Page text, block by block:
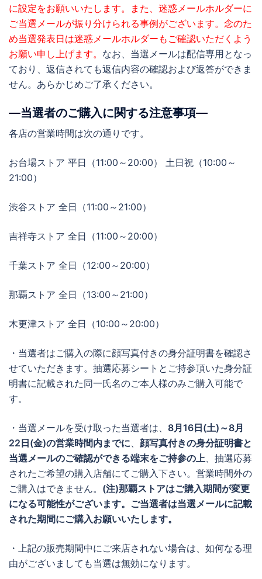
に設定をお願いいたします。また、迷惑メールホルダーに
ご当選メールが振り分けられる事例がございます。念のた
め当選発表日は迷惑メールホルダーもご確認いただくよう
お願い申し上げます。 なお、当選メールは配信専用となっ
ており、返信されても返信内容の確認および返答ができま
せん。あらかじめご了承ください。
―当選者のご購入に関する注意事項―
各店の営業時間は次の通りです。
お台場ストア 平日（11:00～20:00） 土日祝（10:00～
21:00）
渋谷ストア 全日（11:00～21:00）
吉祥寺ストア 全日（11:00～20:00）
千葉ストア 全日（12:00～20:00）
那覇ストア 全日（13:00～21:00）
木更津ストア 全日（10:00～20:00）
・当選者はご購入の際に顔写真付きの身分証明書を確認さ
せていただきます。抽選応募シートとご持参頂いた身分証
明書に記載された同一氏名のご本人様のみご購入可能で
す。
・当選メールを受け取った当選者は、 8月16日(土)～8月
22日(金)の営業時間内までに、 顔写真付きの身分証明書と
当選メールのご確認ができる端末をご持参の上、抽選応募
されたご希望の購入店舗にてご購入下さい。営業時間外の
ご購入はできません。 (注)那覇ストアはご購入期間が変更
になる可能性がございます。ご当選者は当選メールに記載
された期間にご購入お願いいたします。
・上記の販売期間中にご来店されない場合は、如何なる理
由がございましても当選は無効になります。